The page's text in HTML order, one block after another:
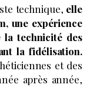
technique, elle
une expérience
la technicité des
la fidélisation.
et des
après année,